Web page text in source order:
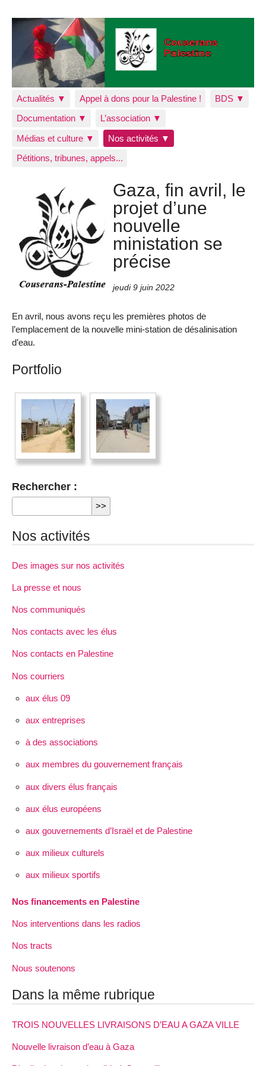
Actualités ▼ Appel à dons pour la Palestine !
BDS ▼
Documentation ▼
L’association ▼
Médias et culture ▼
Nos activités ▼
Pétitions, tribunes, appels...
Gaza, fin avril, le
projet d’une
nouvelle
ministation se
précise
jeudi 9 juin 2022
En avril, nous avons reçu les premières photos de
l’emplacement de la nouvelle mini-station de désalinisation
d’eau.
Portfolio
Rechercher :
Nos activités
Des images sur nos activités
La presse et nous
Nos communiqués
Nos contacts avec les élus
Nos contacts en Palestine
Nos courriers
aux élus 09
aux entreprises
à des associations
aux membres du gouvernement français
aux divers élus français
aux élus européens
aux gouvernements d’Israël et de Palestine
aux milieux culturels
aux milieux sportifs
Nos financements en Palestine
Nos interventions dans les radios
Nos tracts
Nous soutenons
Dans la même rubrique
TROIS NOUVELLES LIVRAISONS D’EAU A GAZA VILLE
Nouvelle livraison d’eau à Gaza